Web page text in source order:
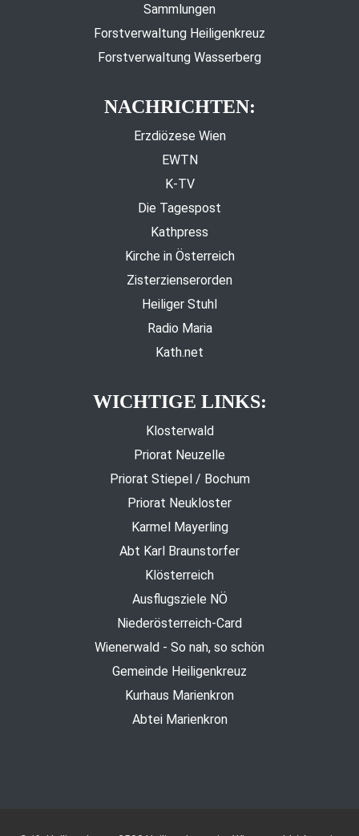
Sammlungen
Forstverwaltung Heiligenkreuz
Forstverwaltung Wasserberg
NACHRICHTEN:
Erzdiözese Wien
EWTN
K-TV
Die Tagespost
Kathpress
Kirche in Österreich
Zisterzienserorden
Heiliger Stuhl
Radio Maria
Kath.net
WICHTIGE LINKS:
Klosterwald
Priorat Neuzelle
Priorat Stiepel / Bochum
Priorat Neukloster
Karmel Mayerling
Abt Karl Braunstorfer
Klösterreich
Ausflugsziele NÖ
Niederösterreich-Card
Wienerwald - So nah, so schön
Gemeinde Heiligenkreuz
Kurhaus Marienkron
Abtei Marienkron